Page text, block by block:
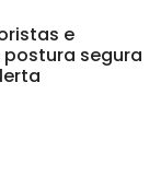
e
segura